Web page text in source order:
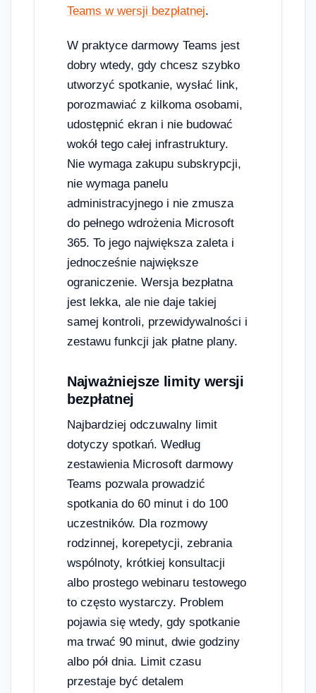
Teams w wersji bezpłatnej.
W praktyce darmowy Teams jest
dobry wtedy, gdy chcesz szybko
utworzyć spotkanie, wysłać link,
porozmawiać z kilkoma osobami,
udostępnić ekran i nie budować
wokół tego całej infrastruktury.
Nie wymaga zakupu subskrypcji,
nie wymaga panelu
administracyjnego i nie zmusza
do pełnego wdrożenia Microsoft
365. To jego największa zaleta i
jednocześnie największe
ograniczenie. Wersja bezpłatna
jest lekka, ale nie daje takiej
samej kontroli, przewidywalności i
zestawu funkcji jak płatne plany.
Najważniejsze limity wersji
bezpłatnej
Najbardziej odczuwalny limit
dotyczy spotkań. Według
zestawienia Microsoft darmowy
Teams pozwala prowadzić
spotkania do 60 minut i do 100
uczestników. Dla rozmowy
rodzinnej, korepetycji, zebrania
wspólnoty, krótkiej konsultacji
albo prostego webinaru testowego
to często wystarczy. Problem
pojawia się wtedy, gdy spotkanie
ma trwać 90 minut, dwie godziny
albo pół dnia. Limit czasu
przestaje być detalem